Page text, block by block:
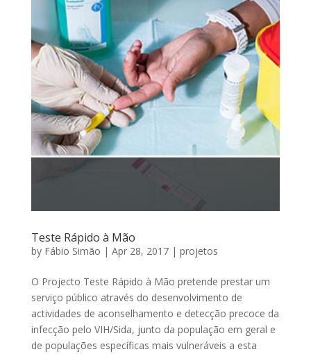
Teste Rápido à Mão
by Fábio Simão | Apr 28, 2017| projetos
O Projecto Teste Rápido à Mão pretende prestar um
serviço público através do desenvolvimento de
actividades de aconselhamento e detecção precoce da
infecção pelo VIH/Sida, junto da população em geral e
de populações específicas mais vulneráveis a esta